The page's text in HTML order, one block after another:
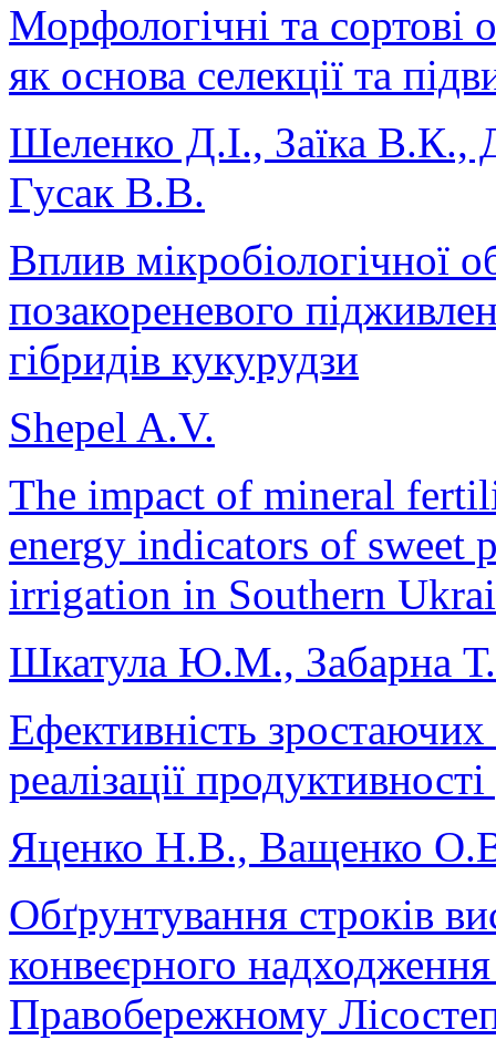
Морфологічні та сортові
як основа селекції та
Шеленко Д.І., Заїка
Гусак В.В.
Вплив мікробіологічної
позакореневого
гібридів кукурудзи
Shepel A.V.
The impact of mineral
energy indicators of sweet
irrigation in Southern
Шкатула Ю.М., Забарна
Ефективність
реалізації
Яценко Н.В., Ващенко
Обґрунтування строків
конвеєрного
Правобережному